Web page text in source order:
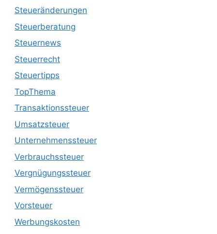
Steueränderungen
Steuerberatung
Steuernews
Steuerrecht
Steuertipps
TopThema
Transaktionssteuer
Umsatzsteuer
Unternehmenssteuer
Verbrauchssteuer
Vergnügungssteuer
Vermögenssteuer
Vorsteuer
Werbungskosten